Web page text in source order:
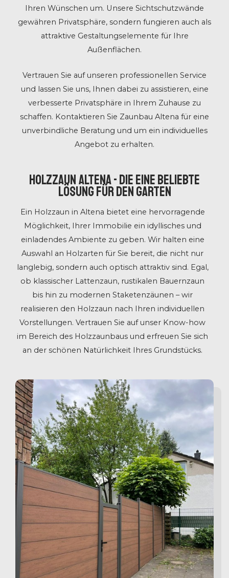
Ihren Wünschen um. Unsere Sichtschutzwände
gewähren Privatsphäre, sondern fungieren auch als
attraktive Gestaltungselemente für Ihre
Außenflächen.
Vertrauen Sie auf unseren professionellen Service
und lassen Sie uns, Ihnen dabei zu assistieren, eine
verbesserte Privatsphäre in Ihrem Zuhause zu
schaffen. Kontaktieren Sie Zaunbau Altena für eine
unverbindliche Beratung und um ein individuelles
Angebot zu erhalten.
Holzzaun Altena - Die eine beliebte
Lösung für den Garten
Ein Holzzaun in Altena bietet eine hervorragende
Möglichkeit, Ihrer Immobilie ein idyllisches und
einladendes Ambiente zu geben. Wir halten eine
Auswahl an Holzarten für Sie bereit, die nicht nur
langlebig, sondern auch optisch attraktiv sind. Egal,
ob klassischer Lattenzaun, rustikalen Bauernzaun
bis hin zu modernen Staketenzäunen – wir
realisieren den Holzzaun nach Ihren individuellen
Vorstellungen. Vertrauen Sie auf unser Know-how
im Bereich des Holzzaunbaus und erfreuen Sie sich
an der schönen Natürlichkeit Ihres Grundstücks.